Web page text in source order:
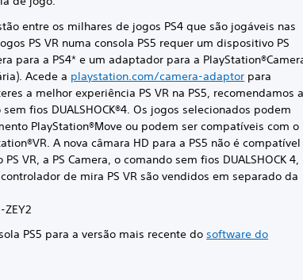
entre os milhares de jogos PS4 que são jogáveis nas
PS VR numa consola PS5 requer um dispositivo PS
para a PS4* e um adaptador para a
Acede a playstation.com/camera-adaptor para
a melhor experiência PS VR na PS5, recomendamos a
fios DUALSHOCK®4. Os jogos selecionados podem
PlayStation®Move ou podem ser compatíveis com o
A nova câmara HD para a PS5 não é compatível
VR, a PS Camera, o comando sem fios DUALSHOCK 4,
de mira PS VR são vendidos em separado da
ZEY2
PS5 para a versão mais recente dosoftware do